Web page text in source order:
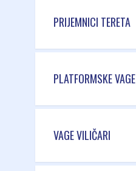
PRIJEMNICI TERETA
PLATFORMSKE VAGE
VAGE VILIČARI